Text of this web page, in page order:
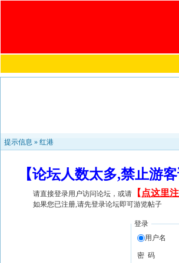
提示信息 » 红港
【论坛人数太多,禁止游
请直接登录用户访问论坛，或请 【 点这里
如果您已注册,请先登录论坛即可游览帖子
登录
用户名
密 码